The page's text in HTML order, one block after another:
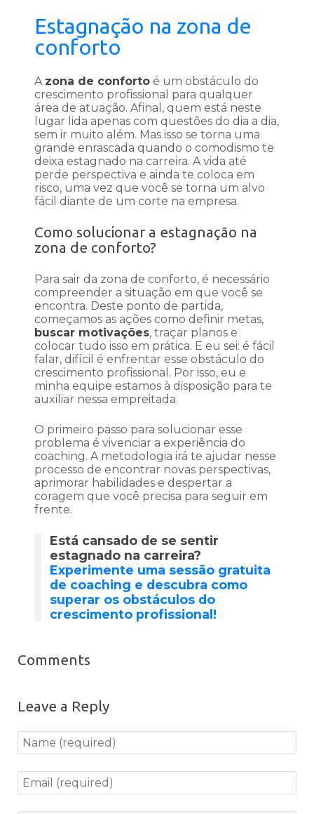
Estagnação na zona de
conforto
A zona de conforto é um obstáculo do
crescimento profissional para qualquer
área de atuação. Afinal, quem está neste
lugar lida apenas com questões do dia a dia,
sem ir muito além. Mas isso se torna uma
grande enrascada quando o comodismo te
deixa estagnado na carreira. A vida até
perde perspectiva e ainda te coloca em
risco, uma vez que você se torna um alvo
fácil diante de um corte na empresa.
Como solucionar a estagnação na
zona de conforto?
Para sair da zona de conforto, é necessário
compreender a situação em que você se
encontra. Deste ponto de partida,
começamos as ações como definir metas,
buscar motivações, traçar planos e
colocar tudo isso em prática. E eu sei: é fácil
falar, difícil é enfrentar esse obstáculo do
crescimento profissional. Por isso, eu e
minha equipe estamos à disposição para te
auxiliar nessa empreitada.
O primeiro passo para solucionar esse
problema é vivenciar a experiência do
coaching. A metodologia irá te ajudar nesse
processo de encontrar novas perspectivas,
aprimorar habilidades e despertar a
coragem que você precisa para seguir em
frente.
Está cansado de se sentir
estagnado na carreira?
Experimente uma sessão gratuita
de coaching e descubra como
superar os obstáculos do
crescimento profissional!
Comments
Leave a Reply